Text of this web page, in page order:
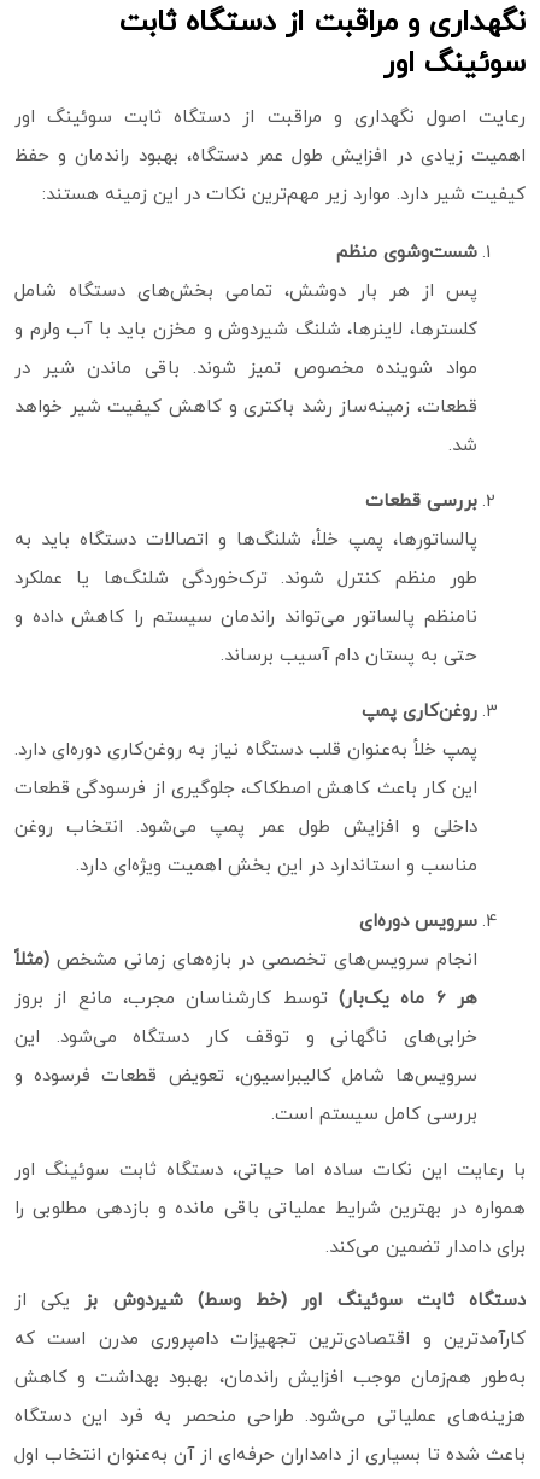
نگهداری و مراقبت از دستگاه ثابت
سوئینگ اور
رعایت اصول نگهداری و مراقبت از دستگاه ثابت سوئینگ اور
اهمیت زیادی در افزایش طول عمر دستگاه، بهبود راندمان و حفظ
کیفیت شیر دارد. موارد زیر مهم‌ترین نکات در این زمینه هستند:
شست‌وشوی منظم
پس از هر بار دوشش، تمامی بخش‌های دستگاه شامل
کلسترها، لاینرها، شلنگ شیردوش و مخزن باید با آب ولرم و
مواد شوینده مخصوص تمیز شوند. باقی‌ ماندن شیر در
قطعات، زمینه‌ساز رشد باکتری و کاهش کیفیت شیر خواهد
شد.
بررسی قطعات
پالساتورها، پمپ خلأ، شلنگ‌ها و اتصالات دستگاه باید به‌
طور منظم کنترل شوند. ترک‌خوردگی شلنگ‌ها یا عملکرد
نامنظم پالساتور می‌تواند راندمان سیستم را کاهش داده و
حتی به پستان دام آسیب برساند.
روغن‌کاری پمپ
پمپ خلأ به‌عنوان قلب دستگاه نیاز به روغن‌کاری دوره‌ای دارد.
این کار باعث کاهش اصطکاک، جلوگیری از فرسودگی قطعات
داخلی و افزایش طول عمر پمپ می‌شود. انتخاب روغن
مناسب و استاندارد در این بخش اهمیت ویژه‌ای دارد.
سرویس دوره‌ای
انجام سرویس‌های تخصصی در بازه‌های زمانی مشخص (مثلاً
هر ۶ ماه یک‌بار)
توسط کارشناسان مجرب، مانع از بروز
خرابی‌های ناگهانی و توقف کار دستگاه می‌شود. این
سرویس‌ها شامل کالیبراسیون، تعویض قطعات فرسوده و
بررسی کامل سیستم است.
با رعایت این نکات ساده اما حیاتی، دستگاه ثابت سوئینگ اور
همواره در بهترین شرایط عملیاتی باقی مانده و بازدهی مطلوبی را
برای دامدار تضمین می‌کند.
دستگاه ثابت سوئینگ اور (خط وسط) شیردوش بز
یکی از
کارآمدترین و اقتصادی‌ترین تجهیزات دامپروری مدرن است که
به‌طور هم‌زمان موجب افزایش راندمان، بهبود بهداشت و کاهش
هزینه‌های عملیاتی می‌شود. طراحی منحصر به فرد این دستگاه
باعث شده تا بسیاری از دامداران حرفه‌ای از آن به‌عنوان انتخاب اول